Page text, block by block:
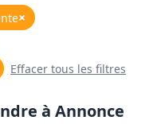
×
Effacer tous les filtres
à Annonce